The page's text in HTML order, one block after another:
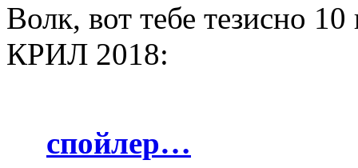
Волк, вот тебе тезисно
КРИЛ 2018:
спойлер…